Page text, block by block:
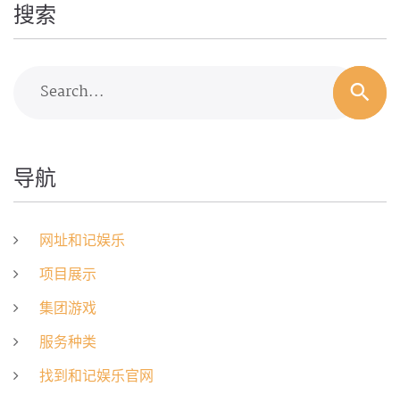
搜索
Search...
导航
网址和记娱乐
项目展示
集团游戏
服务种类
找到和记娱乐官网